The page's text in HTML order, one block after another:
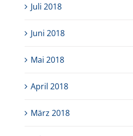
Juli 2018
Juni 2018
Mai 2018
April 2018
März 2018